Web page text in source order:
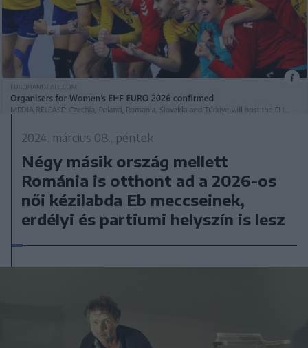
2024. március 08., péntek
Négy másik ország mellett
Románia is otthont ad a 2026-os
női kézilabda Eb meccseinek,
erdélyi és partiumi helyszín is lesz